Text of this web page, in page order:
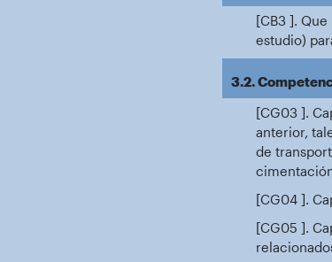
[CB3 ].
estudio)
3.2.
[CG03 ].
anterior,
de
[CG04 ].
[CG05 ].